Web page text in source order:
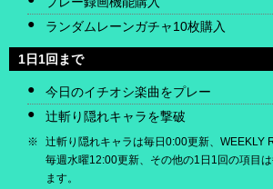
ランダムレーンガチャ10枚購入
1日1回まで
今日のイチオシ楽曲をプレー
辻斬り隠れキャラを撃破
辻斬り隠れキャラは毎日0:00更新、WEEKLY
毎週水曜12:00更新、その他の1日1回の項目
ます。